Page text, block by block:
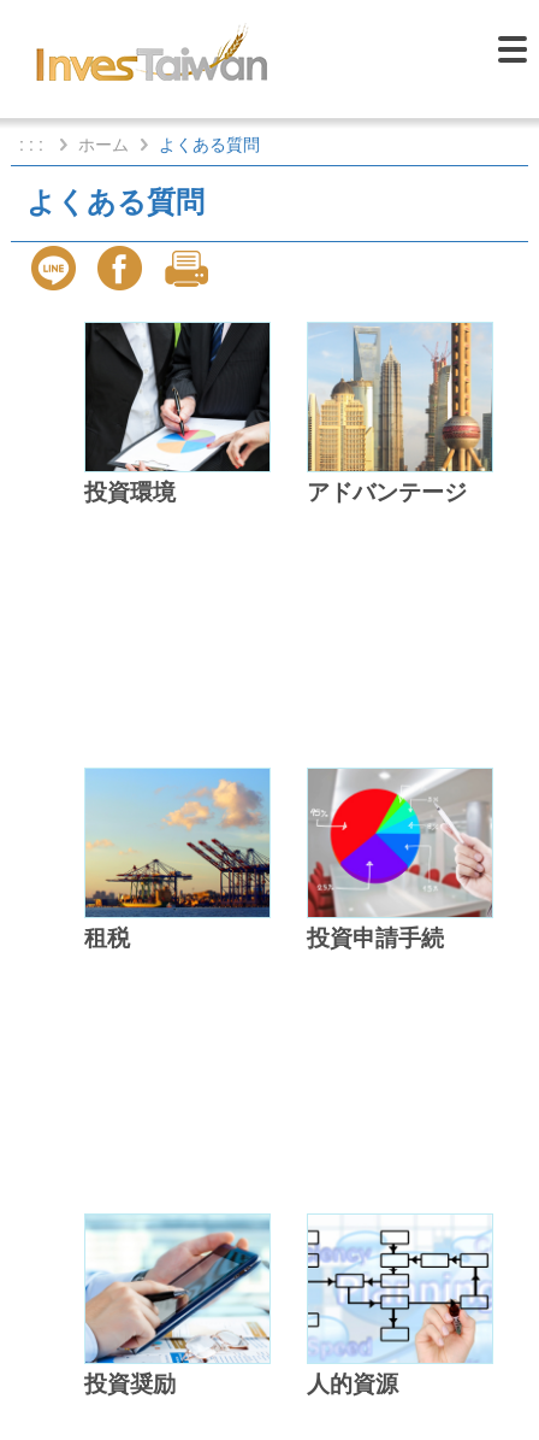
: : : ホーム よくある質問
よくある質問
投資環境 アドバンテージ
租税 投資申請手続
投資奨励 人的資源